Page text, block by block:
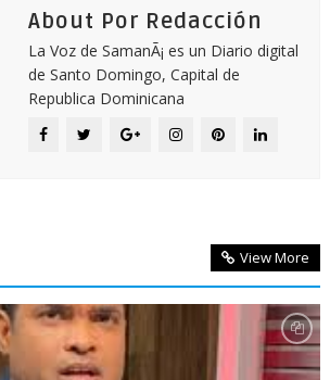
About Por Redacción
La Voz de SamanÃ¡ es un Diario digital
de Santo Domingo, Capital de
Republica Dominicana
View More